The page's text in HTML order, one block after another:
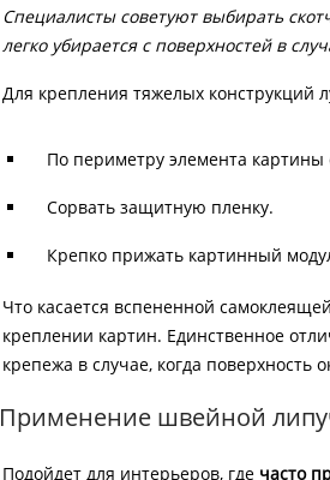
Специалисты советуют выбирать
легко убирается с поверхностей в
Для крепления тяжелых конструкций
По периметру элемента картины
Сорвать защитную пленку.
Крепко прижать картинный
Что касается вспененной
креплении картин. Единственное
крепежа в случае, когда
Применение швейной
Подойдет для интерьеров, где часто